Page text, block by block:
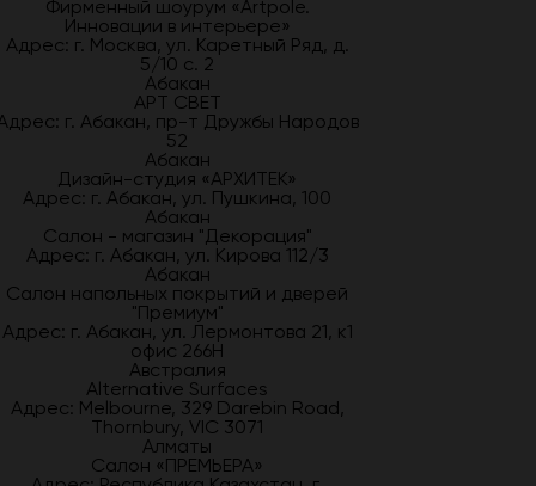
Фирменный шоурум «Artpole.
Инновации в интерьере»
Адрес: г. Москва, ул. Каретный Ряд, д.
5/10 с. 2
Абакан
АРТ СВЕТ
г. Абакан, пр-т Дружбы Народов
52
Абакан
Дизайн-студия «АРХИТЕК»
Адрес: г. Абакан, ул. Пушкина, 100
Абакан
Салон - магазин "Декорация"
Адрес: г. Абакан, ул. Кирова 112/3
Абакан
Салон напольных покрытий и дверей
"Премиум"
Адрес: г. Абакан, ул. Лермонтова 21, к1
офис 266Н
Австралия
Alternative Surfaces
Адрес: Melbourne, 329 Darebin Road,
Thornbury, VIC 3071
Алматы
Салон «ПРЕМЬЕРА»